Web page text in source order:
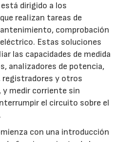
dirigido a los
realizan tareas de
comprobación
Estas soluciones
las capacidades de medida
analizadores de potencia,
registradores y otros
medir corriente sin
el circuito sobre el
con una introducción